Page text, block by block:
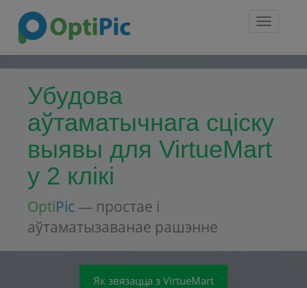
Toggle
Убудова
аўтаматычнага сціску
выявы для VirtueMart
у 2 клікі
OptiPic — простае і
аўтаматызаванае рашэнне
Як звязацца з VirtueMart